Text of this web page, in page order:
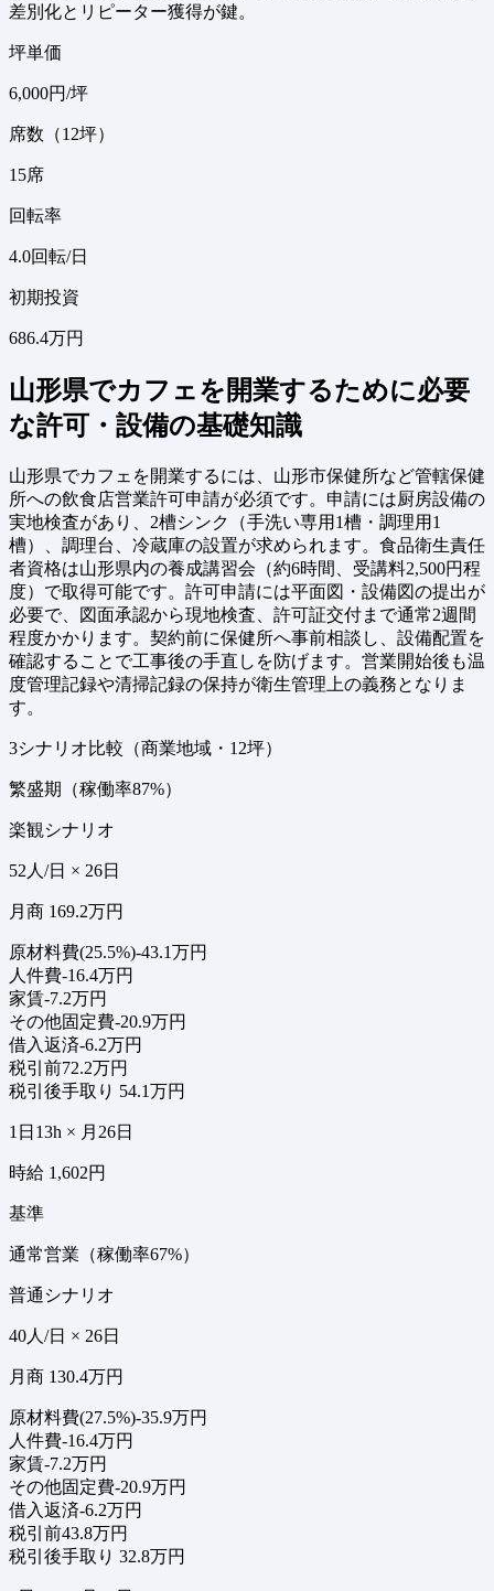
差別化とリピーター獲得が鍵。
坪単価
6,000円/坪
席数（12坪）
15席
回転率
4.0回転/日
初期投資
686.4万円
山形県でカフェを開業するために必要
な許可・設備の基礎知識
山形県でカフェを開業するには、山形市保健所など管轄保健
所への飲食店営業許可申請が必須です。申請には厨房設備の
実地検査があり、2槽シンク（手洗い専用1槽・調理用1
槽）、調理台、冷蔵庫の設置が求められます。食品衛生責任
者資格は山形県内の養成講習会（約6時間、受講料2,500円程
度）で取得可能です。許可申請には平面図・設備図の提出が
必要で、図面承認から現地検査、許可証交付まで通常2週間
程度かかります。契約前に保健所へ事前相談し、設備配置を
確認することで工事後の手直しを防げます。営業開始後も温
度管理記録や清掃記録の保持が衛生管理上の義務となりま
す。
3シナリオ比較（商業地域・12坪）
繁盛期（稼働率87%）
楽観シナリオ
52人/日 × 26日
月商 169.2万円
原材料費(25.5%)-43.1万円
人件費-16.4万円
家賃-7.2万円
その他固定費-20.9万円
借入返済-6.2万円
税引前72.2万円
税引後手取り 54.1万円
1日13h × 月26日
時給 1,602円
基準
通常営業（稼働率67%）
普通シナリオ
40人/日 × 26日
月商 130.4万円
原材料費(27.5%)-35.9万円
人件費-16.4万円
家賃-7.2万円
その他固定費-20.9万円
借入返済-6.2万円
税引前43.8万円
税引後手取り 32.8万円